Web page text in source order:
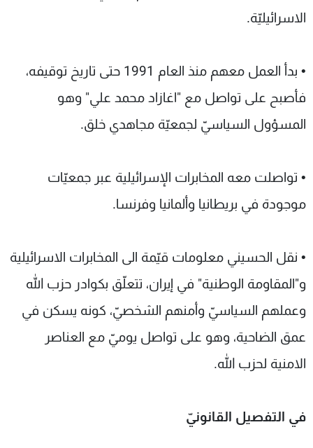
الاسرائيليّة.
• بدأ العمل معهم منذ العام 1991 حتى تاريخ توقيفه،
فأصبح على تواصل مع "اغازاد محمد علي" وهو
المسؤول السياسيّ لجمعيّة مجاهدي خلق.
• تواصلت معه المخابرات الإسرائيلية عبر جمعيّات
موجودة في بريطانيا وألمانيا وفرنسا.
• نقل الحسيني معلومات قيّمة الى المخابرات الاسرائيلية
و"المقاومة الوطنية" في إيران، تتعلّق بكوادر حزب الله
وعملهم السياسيّ وأمنهم الشخصيّ، كونه يسكن في
عمق الضاحية، وهو على تواصل يوميّ مع العناصر
الامنية لحزب الله.
في التفصيل القانونيّ